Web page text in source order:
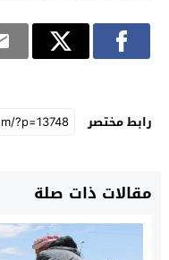
رابط مختصر
مقالات ذات صلة